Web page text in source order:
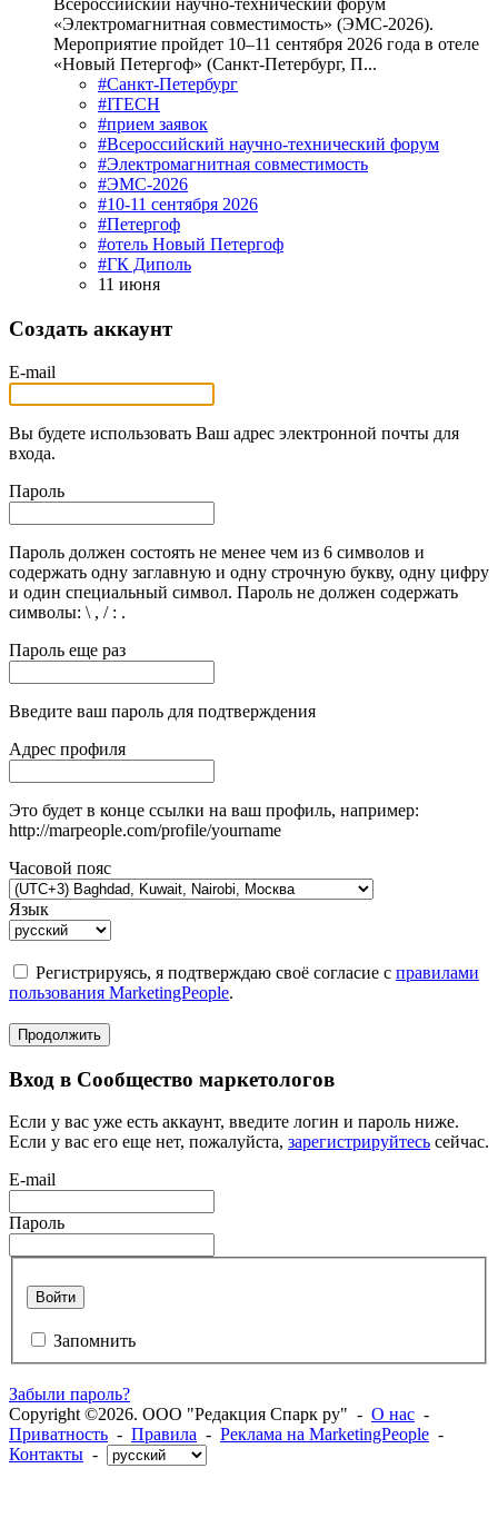
Всероссийский научно-технический форум
«Электромагнитная совместимость» (ЭМС-2026).
Мероприятие пройдет 10–11 сентября 2026 года в отеле
«Новый Петергоф» (Санкт-Петербург, П...
#Санкт-Петербург
#ITECH
#прием заявок
#Всероссийский научно-технический форум
#Электромагнитная совместимость
#ЭМС-2026
#10-11 сентября 2026
#Петергоф
#отель Новый Петергоф
#ГК Диполь
11 июня
Создать аккаунт
E-mail
Вы будете использовать Ваш адрес электронной почты для
входа.
Пароль
Пароль должен состоять не менее чем из 6 символов и
содержать одну заглавную и одну строчную букву, одну цифру
и один специальный символ. Пароль не должен содержать
символы: \ , / : .
Пароль еще раз
Введите ваш пароль для подтверждения
Адрес профиля
Это будет в конце ссылки на ваш профиль, например:
http://marpeople.com/profile/yourname
Часовой пояс
Язык
Регистрируясь, я подтверждаю своё согласие с правилами
пользования MarketingPeople.
Продолжить
Вход в Сообщество маркетологов
Если у вас уже есть аккаунт, введите логин и пароль ниже.
Если у вас его еще нет, пожалуйста, зарегистрируйтесь сейчас.
E-mail
Пароль
Войти
Запомнить
Забыли пароль?
Copyright ©2026. ООО "Редакция Спарк ру" - О нас -
Приватность - Правила - Реклама на MarketingPeople -
Контакты -